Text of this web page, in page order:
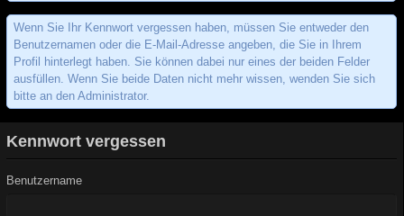
Wenn Sie Ihr Kennwort vergessen haben, müssen Sie entweder den
Benutzernamen oder die E-Mail-Adresse angeben, die Sie in Ihrem
Profil hinterlegt haben. Sie können dabei nur eines der beiden Felder
ausfüllen. Wenn Sie beide Daten nicht mehr wissen, wenden Sie sich
bitte an den Administrator.
Kennwort vergessen
Benutzername